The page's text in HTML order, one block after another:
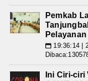
Pemkab
📅 19:36:14 |
Ini Ciri-